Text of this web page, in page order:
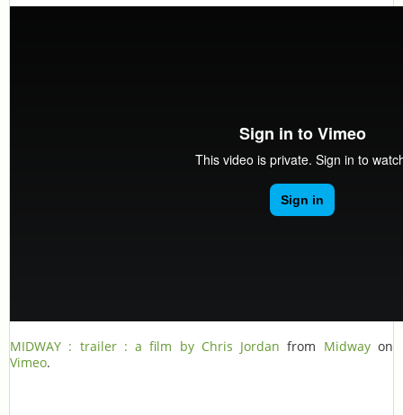
MIDWAY : trailer : a film by Chris Jordan from Midwayon
Vimeo.